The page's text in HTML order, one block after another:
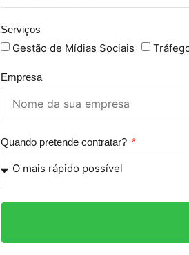
Serviços
Gestão de Mídias Sociais
Empresa
Quando pretende contratar?